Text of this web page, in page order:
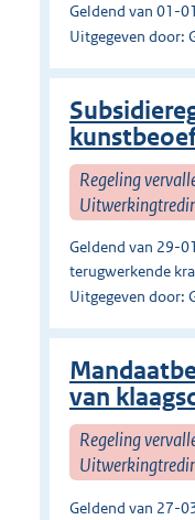
Geldend van 01-
Uitgegeven door:
Regeling
Geldend van 29-
terugwerkende
Uitgegeven door:
van
Regeling
Geldend van 27-